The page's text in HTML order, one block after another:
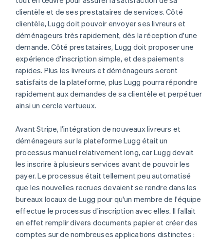
clientèle et de ses prestataires de services. Côté
clientèle, Lugg doit pouvoir envoyer ses livreurs et
déménageurs très rapidement, dès la réception d'une
demande. Côté prestataires, Lugg doit proposer une
expérience d'inscription simple, et des paiements
rapides. Plus les livreurs et déménageurs seront
satisfaits de la plateforme, plus Lugg pourra répondre
rapidement aux demandes de sa clientèle et perpétuer
ainsi un cercle vertueux.
Avant Stripe, l'intégration de nouveaux livreurs et
déménageurs sur la plateforme Lugg était un
processus manuel relativement long, car Lugg devait
les inscrire à plusieurs services avant de pouvoir les
payer. Le processus était tellement peu automatisé
que les nouvelles recrues devaient se rendre dans les
bureaux locaux de Lugg pour qu'un membre de l'équipe
effectue le processus d'inscription avec elles. Il fallait
en effet remplir divers documents papier et créer des
comptes sur de nombreuses applications distinctes :